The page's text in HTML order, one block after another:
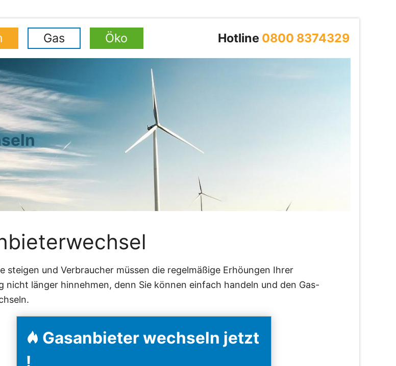
Gas Öko Hotline 0800 8374329
steigen und Verbraucher müssen die regelmäßige Erhöungen Ihrer
nicht länger hinnehmen, denn Sie können einfach handeln und den Gas-
Gasanbieter wechseln jetzt
!